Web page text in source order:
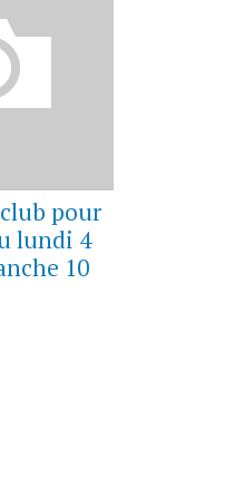
pour
lundi 4
10